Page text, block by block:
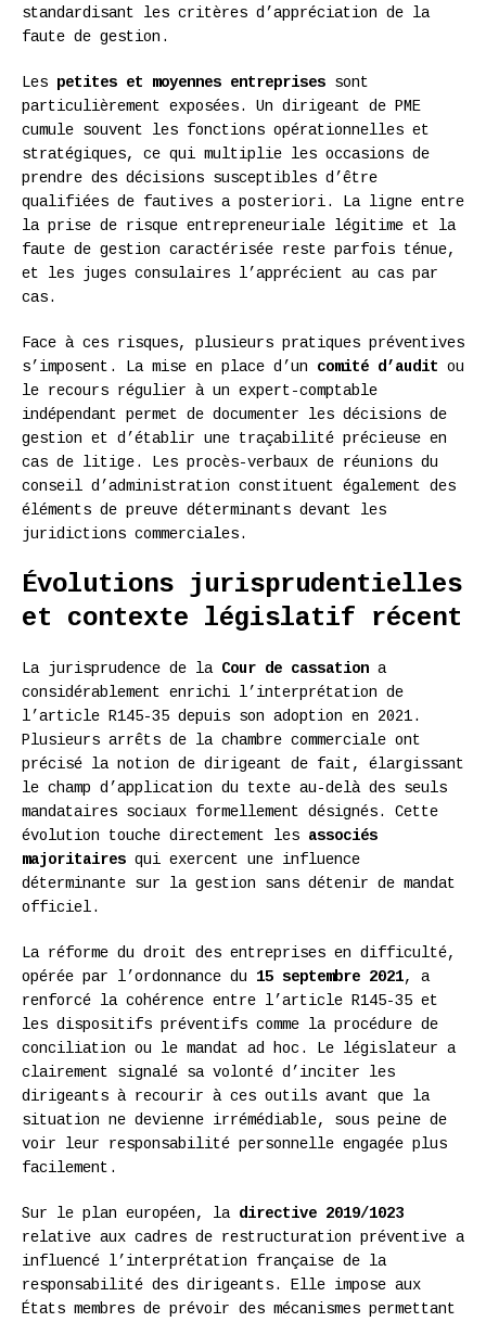
standardisant les critères d’appréciation de la
faute de gestion.
Les petites et moyennes entreprises sont
particulièrement exposées. Un dirigeant de PME
cumule souvent les fonctions opérationnelles et
stratégiques, ce qui multiplie les occasions de
prendre des décisions susceptibles d’être
qualifiées de fautives a posteriori. La ligne entre
la prise de risque entrepreneuriale légitime et la
faute de gestion caractérisée reste parfois ténue,
et les juges consulaires l’apprécient au cas par
cas.
Face à ces risques, plusieurs pratiques préventives
s’imposent. La mise en place d’un comité d’audit ou
le recours régulier à un expert-comptable
indépendant permet de documenter les décisions de
gestion et d’établir une traçabilité précieuse en
cas de litige. Les procès-verbaux de réunions du
conseil d’administration constituent également des
éléments de preuve déterminants devant les
juridictions commerciales.
Évolutions jurisprudentielles
et contexte législatif récent
La jurisprudence de la Cour de cassation a
considérablement enrichi l’interprétation de
l’article R145-35 depuis son adoption en 2021.
Plusieurs arrêts de la chambre commerciale ont
précisé la notion de dirigeant de fait, élargissant
le champ d’application du texte au-delà des seuls
mandataires sociaux formellement désignés. Cette
évolution touche directement les associés
majoritaires qui exercent une influence
déterminante sur la gestion sans détenir de mandat
officiel.
La réforme du droit des entreprises en difficulté,
opérée par l’ordonnance du 15 septembre 2021, a
renforcé la cohérence entre l’article R145-35 et
les dispositifs préventifs comme la procédure de
conciliation ou le mandat ad hoc. Le législateur a
clairement signalé sa volonté d’inciter les
dirigeants à recourir à ces outils avant que la
situation ne devienne irrémédiable, sous peine de
voir leur responsabilité personnelle engagée plus
facilement.
Sur le plan européen, la directive 2019/1023
relative aux cadres de restructuration préventive a
influencé l’interprétation française de la
responsabilité des dirigeants. Elle impose aux
États membres de prévoir des mécanismes permettant